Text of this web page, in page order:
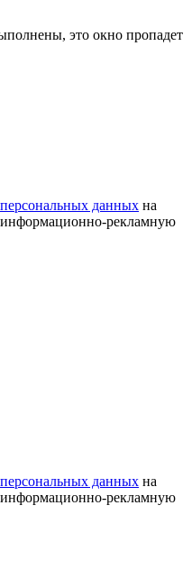
это окно пропадет
персональных данных на
рекламную
персональных данных на
рекламную